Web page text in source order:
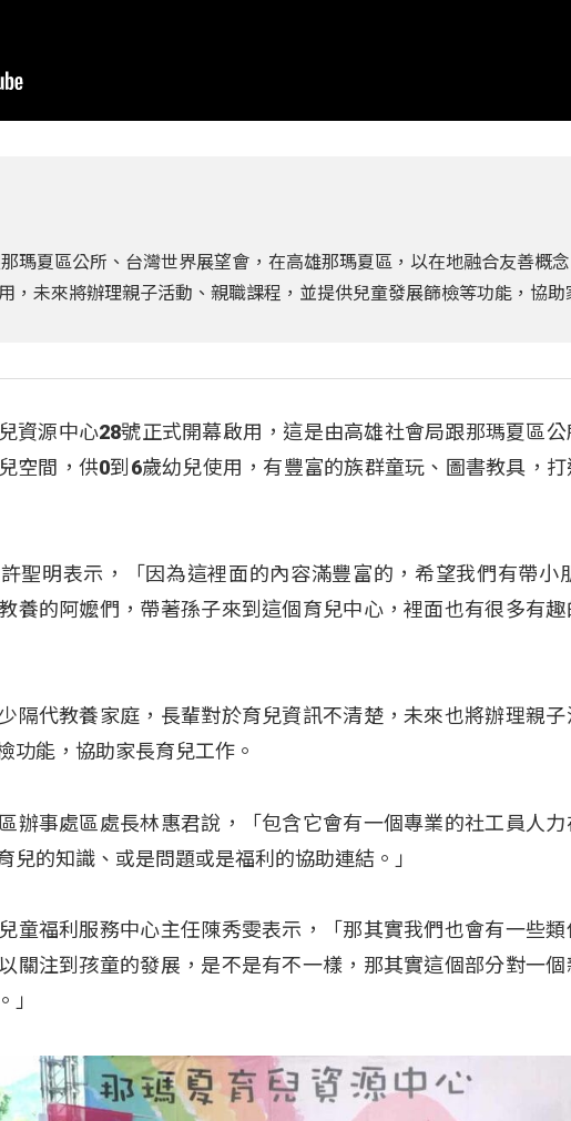
瑪夏區公所、台灣世界展望會，在高雄那瑪夏區，以在地融合友善概
，未來將辦理親子活動、親職課程，並提供兒童發展篩檢等功能，協助
資源中心28號正式開幕啟用，這是由高雄社會局跟那瑪夏區
空間，供0到6歲幼兒使用，有豐富的族群童玩、圖書教具，
聖明表示，「因為這裡面的內容滿豐富的，希望我們有帶小
養的阿嬤們，帶著孫子來到這個育兒中心，裡面也有很多有
隔代教養家庭，長輩對於育兒資訊不清楚，未來也將辦理親
功能，協助家長育兒工作。
辦事處區處長林惠君說，「包含它會有一個專業的社工員人
兒的知識、或是問題或是福利的協助連結。」
童福利服務中心主任陳秀雯表示，「那其實我們也會有一些類
關注到孩童的發展，是不是有不一樣，那其實這個部分對一個
」